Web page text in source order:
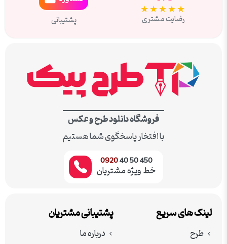
★★★★★
رضایت مشتری پشتیبانی
فروشگاه دانلود طرح و عکس
با افتخار پاسخگوی شما هستیم
450 50 40
0920
خط ویژه مشتریان
لینک های سریع
طرح
پشتیبانی مشتریان
درباره ما